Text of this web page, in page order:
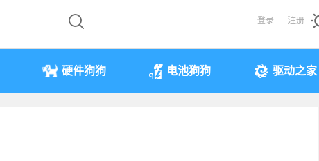
登录 注册
硬件狗狗 电池狗狗 驱动之家